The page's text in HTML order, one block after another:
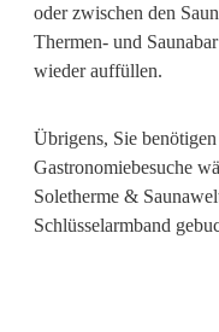
oder zwischen den
Thermen- und
wieder auffüllen.
Übrigens, Sie
Gastronomiebesuche
Soletherme &
Schlüsselarmband